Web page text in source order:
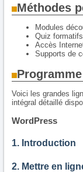
Méthodes
Modules
Quiz
Accès
Supports de
Voici les grandes
intégral détaillé
WordPress
1. Introduction
2. Mettre en